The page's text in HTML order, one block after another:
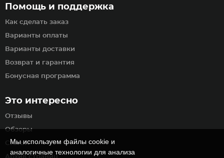
Помощь и поддержка
Как сделать заказ
Варианты оплаты
Варианты доставки
Возврат и гарантия
Бонусная программа
Это интересно
Отзывы
Обзоры
Статьи
Мы используем файлы cookie и
аналогичные технологии для анализа